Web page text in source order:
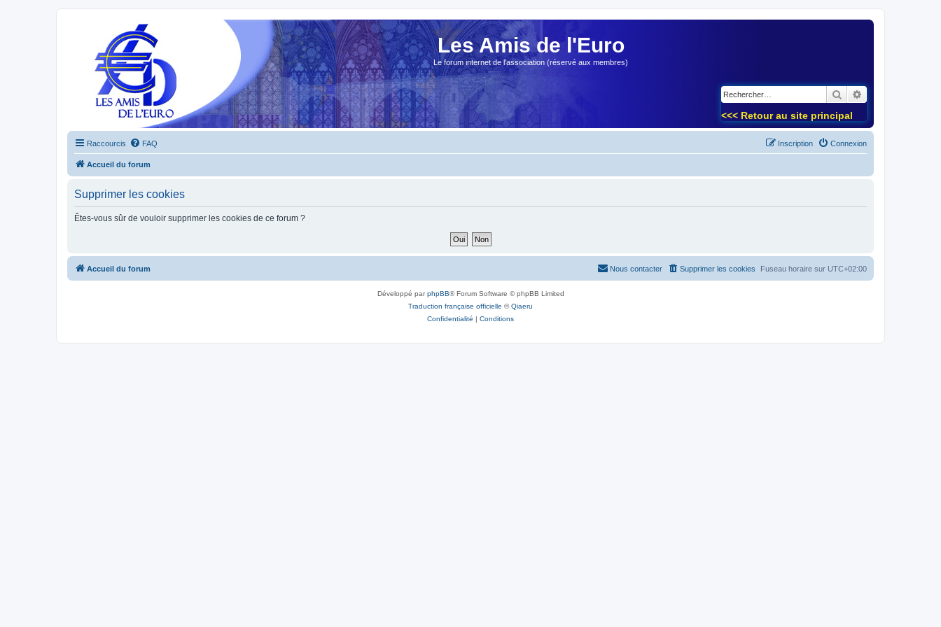
Les Amis de l'Euro
Le forum internet de l'association (réservé aux membres)
Rechercher
<<< Retour au site principal
Raccourcis FAQ Connexion
Inscription
Accueil du forum
Supprimer les cookies
Êtes-vous sûr de vouloir supprimer les cookies de ce forum ?
Accueil du forum Fuseau horaire sur UTC+02:00
Supprimer les cookies
Nous contacter
Développé parphpBB® Forum Software © phpBB Limited
Traduction française officielle ©Qiaeru
Confidentialité | Conditions